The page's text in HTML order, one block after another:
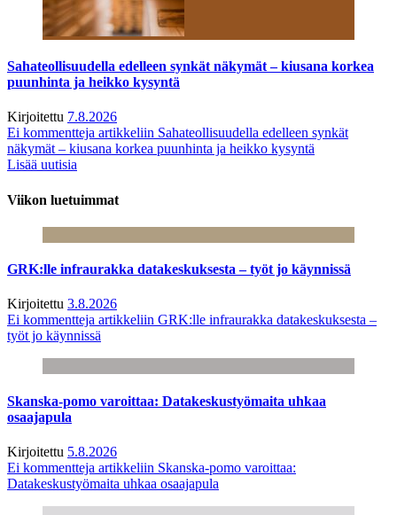
Sahateollisuudella edelleen synkät näkymät – kiusana korkea
puunhinta ja heikko kysyntä
Kirjoitettu 7.8.2026
Ei kommentteja artikkeliin Sahateollisuudella edelleen synkät
näkymät – kiusana korkea puunhinta ja heikko kysyntä
Lisää uutisia
Viikon luetuimmat
GRK:lle infraurakka datakeskuksesta – työt jo käynnissä
Kirjoitettu 3.8.2026
Ei kommentteja artikkeliin GRK:lle infraurakka datakeskuksesta –
työt jo käynnissä
Skanska-pomo varoittaa: Datakeskustyömaita uhkaa
osaajapula
Kirjoitettu 5.8.2026
Ei kommentteja artikkeliin Skanska-pomo varoittaa:
Datakeskustyömaita uhkaa osaajapula